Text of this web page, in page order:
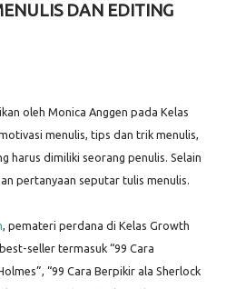
DAN EDITING
oleh Monica Anggen pada Kelas
menulis, tips dan trik menulis,
harus dimiliki seorang penulis. Selain
pertanyaan seputar tulis menulis.
, pemateri perdana di Kelas Growth
seller termasuk “99 Cara
“99 Cara Berpikir ala Sherlock